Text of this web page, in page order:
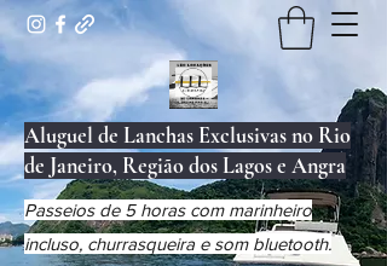
Aluguel de Lanchas Exclusivas no Rio
de Janeiro, Região dos Lagos e Angra
Passeios de 5 horas com marinheiro
incluso, churrasqueira e som bluetooth.